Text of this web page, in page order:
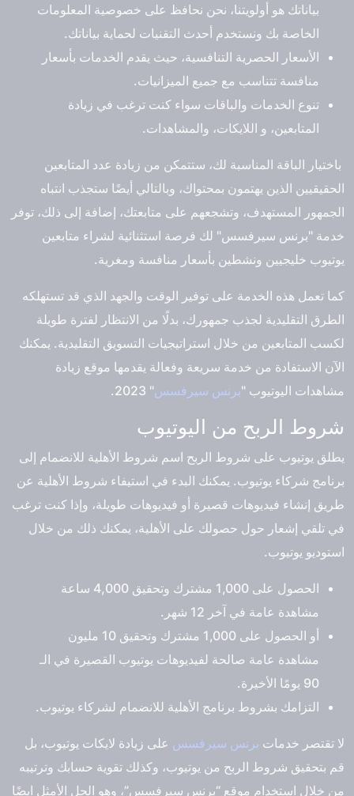
بياناتك هو أولويتنا، نحن نحافظ على خصوصية المعلومات
الخاصة بك ونستخدم أحدث التقنيات لحماية بياناتك.
الأسعار الحصرية التنافسية، حيث يقدم الخدمات بأسعار
منافسة تتناسب مع جميع الميزانيات.
تنوع الخدمات والباقات سواء كنت ترغب في زيادة
المتابعين، و اللايكات، والمشاهدات.
باختيار الباقة المناسبة لك، ستتمكن من زيادة عدد المتابعين
الحقيقيين الذين يهتمون بمحتواك، وبالتالي أيضًا ستجذب انتباه
الجمهور المستهدف، وتشجعهم على متابعتك، إضافة إلى ذلك، توفر
خدمة "برنس سيرفسس" لك فرصة استثنائية لشراء متابعين
يوتيوب خليجيين ونشطين بأسعار منافسة ومغرية.
كما تعمل هذه الخدمة على توفير الوقت والجهد الذي قد تستهلكه
الطرق التقليدية لجذب جمهورك، بدلًا من الانتظار لفترة طويلة
لكسب المتابعين من خلال استراتيجيات التسويق التقليدية. يمكنك
الآن الاستفادة من خدمة سريعة وفعالة يقدمها موقع زيادة
مشاهدات اليوتيوب "برنس سيرفسس" 2023.
شروط الربح من اليوتيوب
يطلق يوتيوب على شروط الربح اسم شروط الأهلية للانضمام إلى
برنامج شركاء يوتيوب. يمكنك البدء في استيفاء شروط الأهلية عن
طريق إنشاء فيديوهات قصيرة أو فيديوهات طويلة، وإذا كنت ترغب
في تلقي إشعار حول حصولك على الأهلية، يمكنك ذلك من خلال
استوديو يوتيوب.
الحصول على 1,000 مشترك وتحقيق 4,000 ساعة
مشاهدة عامة في آخر 12 شهر.
أو الحصول على 1,000 مشترك وتحقيق 10 مليون
مشاهدة عامة صالحة لفيديوهات يوتيوب القصيرة في الـ
90 يومًا الأخيرة.
التزامك بشروط برنامج الأهلية للانضمام لشركاء يوتيوب.
لا تقتصر خدمات برنس سيرفسس على زيادة لايكات يوتيوب، بل
قم بتحقيق شروط الربح من يوتيوب، وكذلك تقوية حسابك وترتيبه
من خلال استخدام موقع “برنس سيرفسس”، وهو الحل الأمثل ايضًا